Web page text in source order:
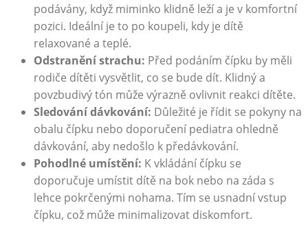
podávány, když miminko klidně leží a je v komfortní
pozici. Ideální je to po koupeli, kdy je dítě
relaxované a teplé.
Odstranění strachu: Před podáním čípku by měli
rodiče dítěti vysvětlit, co se bude dít. Klidný a
povzbudivý tón může výrazně ovlivnit reakci dítěte.
Sledování dávkování: Důležité je řídit se pokyny na
obalu čípku nebo doporučení pediatra ohledně
dávkování, aby nedošlo k předávkování.
Pohodlné umístění: K vkládání čípku se
doporučuje umístit dítě na bok nebo na záda s
lehce pokrčenými nohama. Tím se usnadní vstup
čípku, což může minimalizovat diskomfort.